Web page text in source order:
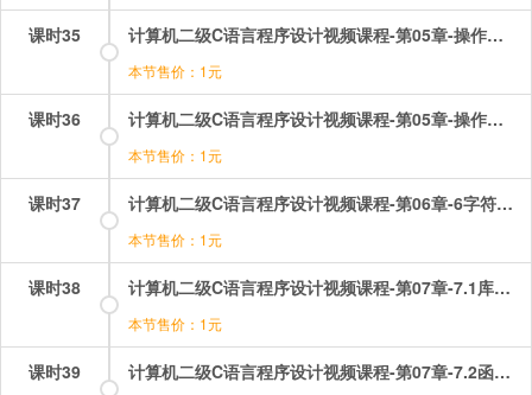
课时35 计算机二级C语言程序设计视频课程-第05章-操作：循环结构选择题讲解（3）.mp4
本节售价：1元
课时36 计算机二级C语言程序设计视频课程-第05章-操作：循环结构选择题讲解（4）.mp4
本节售价：1元
课时37 计算机二级C语言程序设计视频课程-第06章-6字符型数据.mp4
本节售价：1元
课时38 计算机二级C语言程序设计视频课程-第07章-7.1库函数和函数的定义和返回值.mp4
本节售价：1元
课时39 计算机二级C语言程序设计视频课程-第07章-7.2函数的调用和函数的说明.mp4